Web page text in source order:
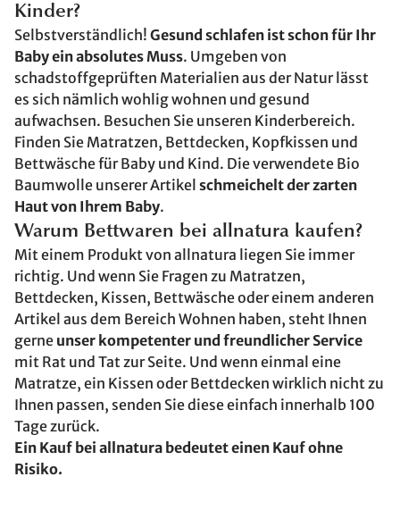
Kinder?
Selbstverständlich! Gesund schlafen ist schon für Ihr
Baby ein absolutes Muss. Umgeben von
schadstoffgeprüften Materialien aus der Natur lässt
es sich nämlich wohlig wohnen und gesund
aufwachsen. Besuchen Sie unseren Kinderbereich.
Finden Sie Matratzen, Bettdecken, Kopfkissen und
Bettwäsche für Baby und Kind. Die verwendete Bio
Baumwolle unserer Artikel schmeichelt der zarten
Haut von Ihrem Baby.
Warum Bettwaren bei allnatura kaufen?
Mit einem Produkt von allnatura liegen Sie immer
richtig. Und wenn Sie Fragen zu Matratzen,
Bettdecken, Kissen, Bettwäsche oder einem anderen
Artikel aus dem Bereich Wohnen haben, steht Ihnen
gerne unser kompetenter und freundlicher Service
mit Rat und Tat zur Seite. Und wenn einmal eine
Matratze, ein Kissen oder Bettdecken wirklich nicht zu
Ihnen passen, senden Sie diese einfach innerhalb 100
Tage zurück.
Ein Kauf bei allnatura bedeutet einen Kauf ohne
Risiko.